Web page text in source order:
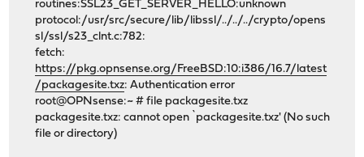
routines:SSL23_GET_SERVER_HELLO:unknown
protocol:/usr/src/secure/lib/libssl/../../../crypto/opens
sl/ssl/s23_clnt.c:782:
fetch:
https://pkg.opnsense.org/FreeBSD:10:i386/16.7/latest
/packagesite.txz: Authentication error
root@OPNsense:~ # file packagesite.txz
packagesite.txz: cannot open `packagesite.txz' (No such
file or directory)